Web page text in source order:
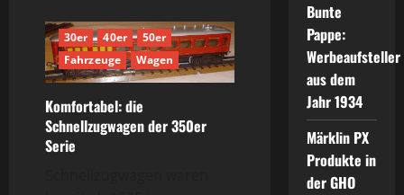
30er 40er
50er
Fahrzeuge
Wagen
Komfortabel: die
Schnellzugwagen der 350er
Serie
Bunte
Pappe:
Werbeaufsteller
aus dem
Jahr 1934
Märklin PX
Produkte in
der GHO